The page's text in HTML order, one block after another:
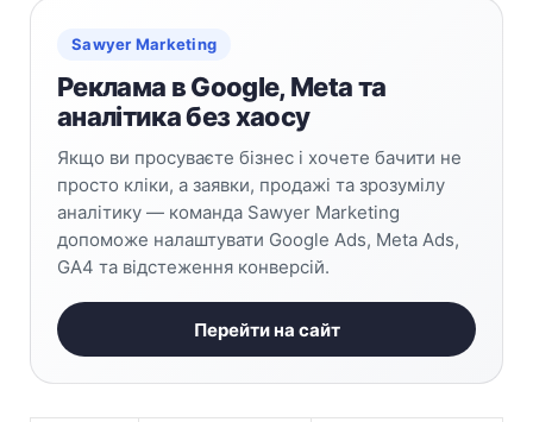
Sawyer Marketing
Реклама в Google, Meta та
аналітика без хаосу
Якщо ви просуваєте бізнес і хочете бачити не
просто кліки, а заявки, продажі та зрозумілу
аналітику — команда Sawyer Marketing
допоможе налаштувати Google Ads, Meta Ads,
GA4 та відстеження конверсій.
Перейти на сайт